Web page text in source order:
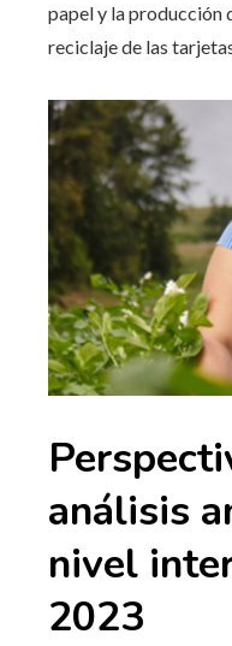
papel y la producción
reciclaje de las
análisis
nivel
2023